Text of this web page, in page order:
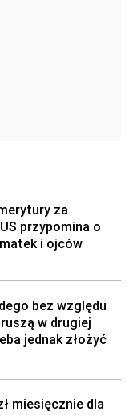
za
przypomina o
i ojców
bez względu
w drugiej
jednak złożyć
miesięcznie dla